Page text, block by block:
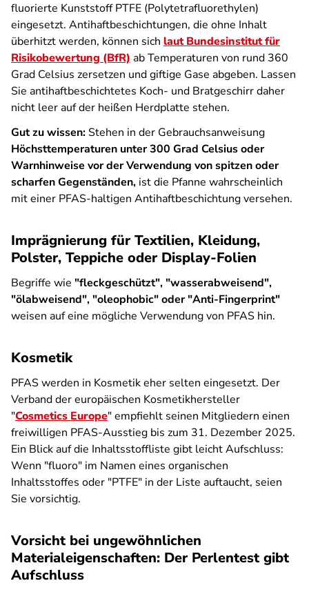
fluorierte Kunststoff PTFE (Polytetrafluorethylen)
eingesetzt. Antihaftbeschichtungen, die ohne Inhalt
überhitzt werden, können sich laut Bundesinstitut für
Risikobewertung (BfR) ab Temperaturen von rund 360
Grad Celsius zersetzen und giftige Gase abgeben. Lassen
Sie antihaftbeschichtetes Koch- und Bratgeschirr daher
nicht leer auf der heißen Herdplatte stehen.
Gut zu wissen: Stehen in der Gebrauchsanweisung
Höchsttemperaturen unter 300 Grad Celsius oder
Warnhinweise vor der Verwendung von spitzen oder
scharfen Gegenständen, ist die Pfanne wahrscheinlich
mit einer PFAS-haltigen Antihaftbeschichtung versehen.
Imprägnierung für Textilien, Kleidung,
Polster, Teppiche oder Display-Folien
Begriffe wie "fleckgeschützt", "wasserabweisend",
"ölabweisend", "oleophobic" oder "Anti-Fingerprint"
weisen auf eine mögliche Verwendung von PFAS hin.
Kosmetik
PFAS werden in Kosmetik eher selten eingesetzt. Der
Verband der europäischen Kosmetikhersteller
"Cosmetics Europe" empfiehlt seinen Mitgliedern einen
freiwilligen PFAS-Ausstieg bis zum 31. Dezember 2025.
Ein Blick auf die Inhaltsstoffliste gibt leicht Aufschluss:
Wenn "fluoro" im Namen eines organischen
Inhaltsstoffes oder "PTFE" in der Liste auftaucht, seien
Sie vorsichtig.
Vorsicht bei ungewöhnlichen
Materialeigenschaften: Der Perlentest gibt
Aufschluss